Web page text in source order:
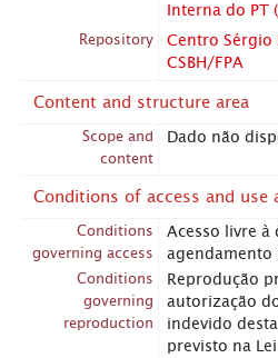
Interna do PT
Repository
Centro Sérgio
CSBH/FPA
Content and structure area
Scope and
content
Dado não
Conditions of access and use
Conditions
governing access
Acesso livre à
agendamento
Conditions
governing
reproduction
Reprodução
autorização
indevido
previsto na